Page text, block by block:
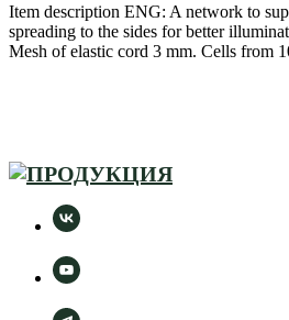
Item description ENG: A network to
spreading to the sides for better
Mesh of elastic cord 3 mm. Cells from